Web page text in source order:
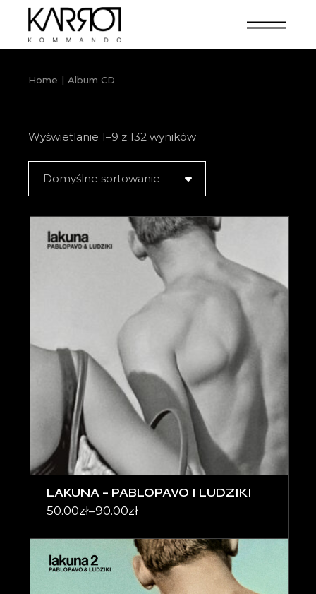
Home Album CD
Wyświetlanie 1–9 z 132 wyników
Domyślne sortowanie
LAKUNA – PABLOPAVO I LUDZIKI
50.00zł–90.00zł